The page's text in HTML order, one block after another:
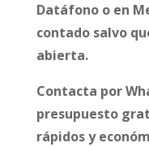
Datáfono o en
contado salvo
abierta.
Contacta por
presupuesto
rápidos y